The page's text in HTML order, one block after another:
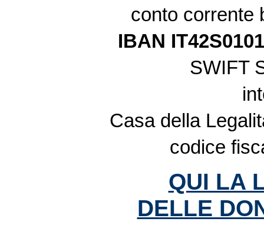
conto corrente
IBAN
SWIFT
Casa della
codice
QUI LA
DELLE